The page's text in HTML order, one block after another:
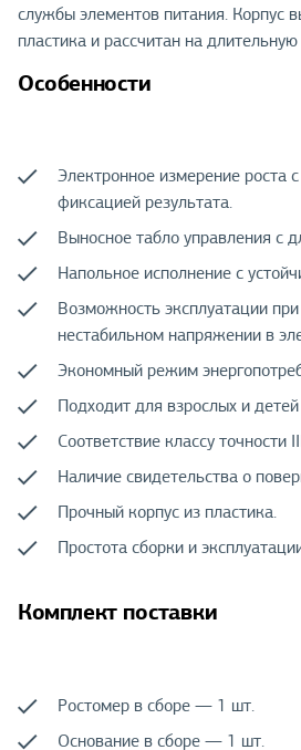
службы элементов питания. Корпус
пластика и рассчитан на
Особенности
Электронное измерение роста
фиксацией результата.
Выносное табло управления с
Напольное исполнение с
Возможность эксплуатации при
нестабильном напряжении в
Экономный режим
Подходит для взрослых и
Соответствие классу точности
Наличие свидетельства о
Прочный корпус из пластика.
Простота сборки и
Комплект поставки
Ростомер в сборе — 1 шт.
Основание в сборе — 1 шт.